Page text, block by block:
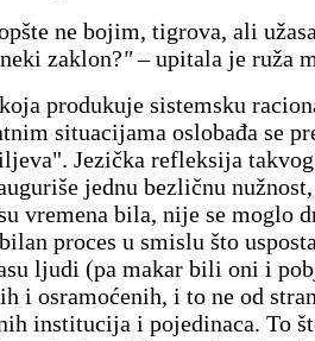
ne bojim, tigrova, ali
zaklon?" –upitala je ruža
produkuje sistemsku
situacijama oslobađa se
Jezička refleksija
jednu bezličnu
vremena bila, nije se moglo
proces u smislu što
ljudi (pa makar bili oni i
i osramoćenih, i to ne od
institucija i pojedinaca. To